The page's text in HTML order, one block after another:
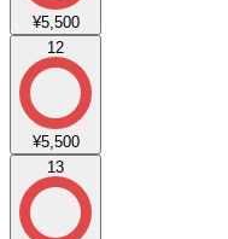
¥5,500
12
¥5,500
13